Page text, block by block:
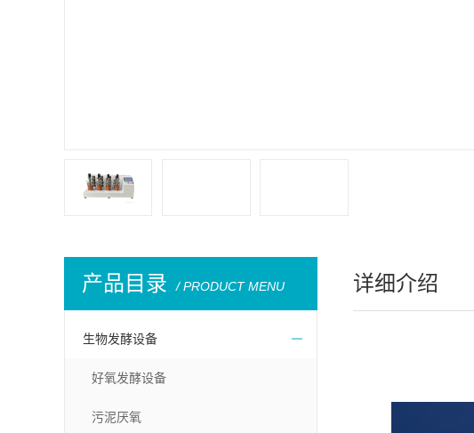
产品目录 / PRODUCT MENU
生物发酵设备
好氧发酵设备
污泥厌氧
详细介绍